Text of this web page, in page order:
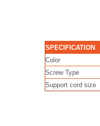
SPECIFICATION
Color
Screw Type
Support cord size